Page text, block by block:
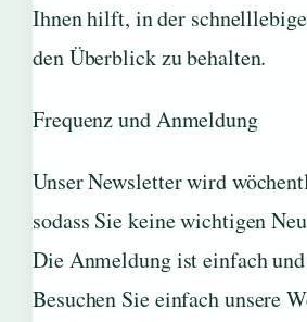
Ihnen hilft, in der
den Überblick zu behalten.
Frequenz und Anmeldung
Unser Newsletter wird
sodass Sie keine wichtigen
Die Anmeldung ist einfach
Besuchen Sie einfach unsere